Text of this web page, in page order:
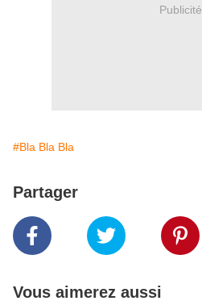
Publicité
#Bla Bla Bla
Partager
Vous aimerez aussi